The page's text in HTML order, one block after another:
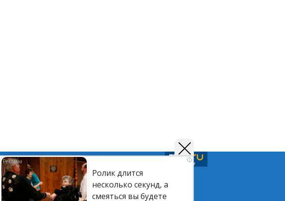
i
Ролик длится
несколько секунд, а
смеяться вы будете
Подписывайтесь на нас вTelegram,ДзениВк
©Астраханский листок.